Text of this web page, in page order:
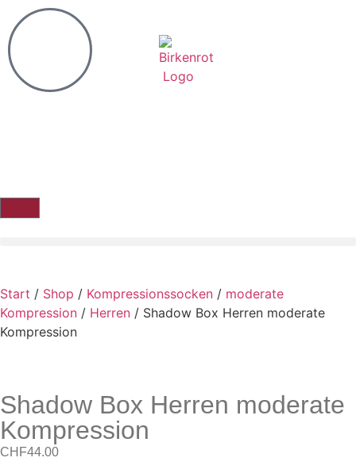
Start / Shop / Kompressionssocken / moderate
Kompression / Herren / Shadow Box Herren moderate
Kompression
Shadow Box Herren moderate
Kompression
CHF44.00